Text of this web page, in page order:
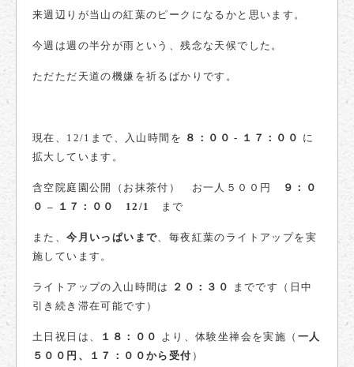
来週辺りが当山の紅葉のピークになるかと思います。
今週は週の半分が雨という、残念な天候でした。
ただただ天道の機嫌を祈るばかりです。
現在、12/1まで、入山時間を ８：００ ‐ １７：００ に
拡大しています。
含空院庭園公開（お抹茶付） お一人５００円
９：０
０ – １７：００ 12/1
まで
また、今月いっぱいまで、毎夜紅葉のライトアップを実
施しています。
ライトアップの入山時間は ２０：３０
までです（日中
引き続き滞在可能です）
土日祝日は、 １８：００ より、体験坐禅会を実施（ 一人
５００円、１７：００から受付 ）